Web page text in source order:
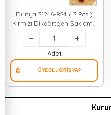
Dünya 31246-854 ( 3 Pcs )
Kırmızı Dikdörtgen Saklama
Kabı Seti ( 500-1000-2000ml
)*12
Adet